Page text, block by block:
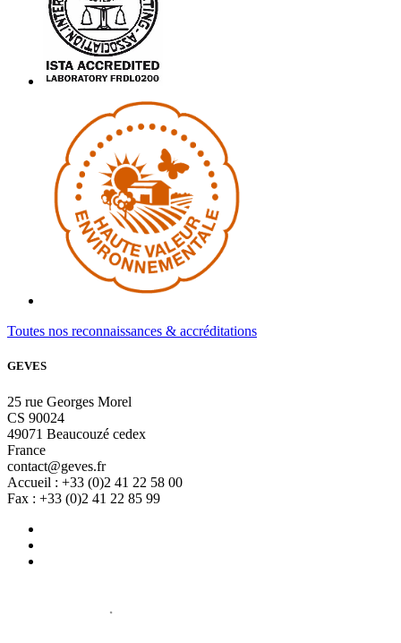
Toutes nos reconnaissances & accréditations
GEVES
25 rue Georges Morel
CS 90024
49071 Beaucouzé cedex
France
contact@geves.fr
Accueil : +33 (0)2 41 22 58 00
Fax : +33 (0)2 41 22 85 99